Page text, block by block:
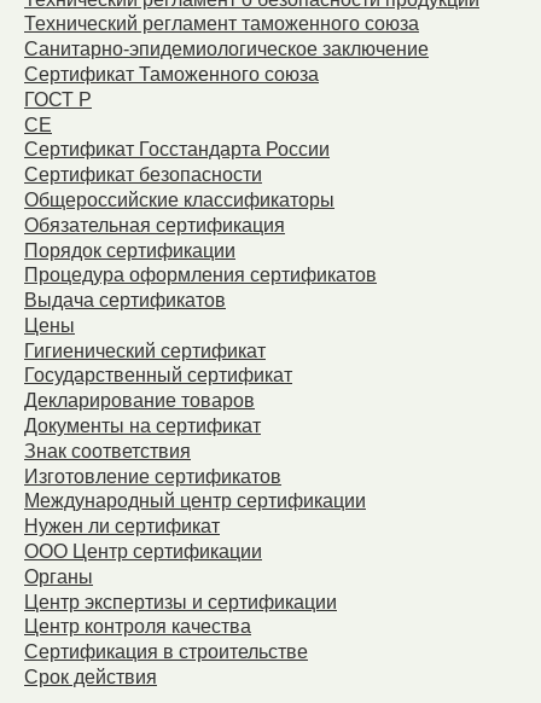
Технический регламент таможенного союза
Санитарно-эпидемиологическое заключение
Сертификат Таможенного союза
ГОСТ Р
СЕ
Сертификат Госстандарта России
Сертификат безопасности
Общероссийские классификаторы
Обязательная сертификация
Порядок сертификации
Процедура оформления сертификатов
Выдача сертификатов
Цены
Гигиенический сертификат
Государственный сертификат
Декларирование товаров
Документы на сертификат
Знак соответствия
Изготовление сертификатов
Международный центр сертификации
Нужен ли сертификат
ООО Центр сертификации
Органы
Центр экспертизы и сертификации
Центр контроля качества
Сертификация в строительстве
Срок действия